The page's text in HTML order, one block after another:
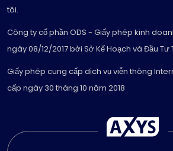
tôi.
Công ty cổ phần ODS - Giấy phép kinh
ngày 08/12/2017 bởi Sở Kế Hoạch và Đầu Tư
Giấy phép cung cấp dịch vụ viễn thông
cấp ngày 30 tháng 10 năm 2018